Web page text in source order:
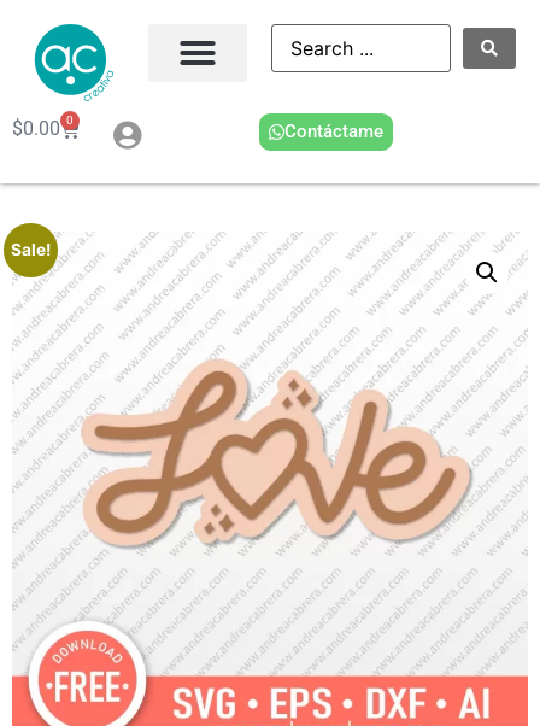
$0.00 0
Contáctame
Sale!